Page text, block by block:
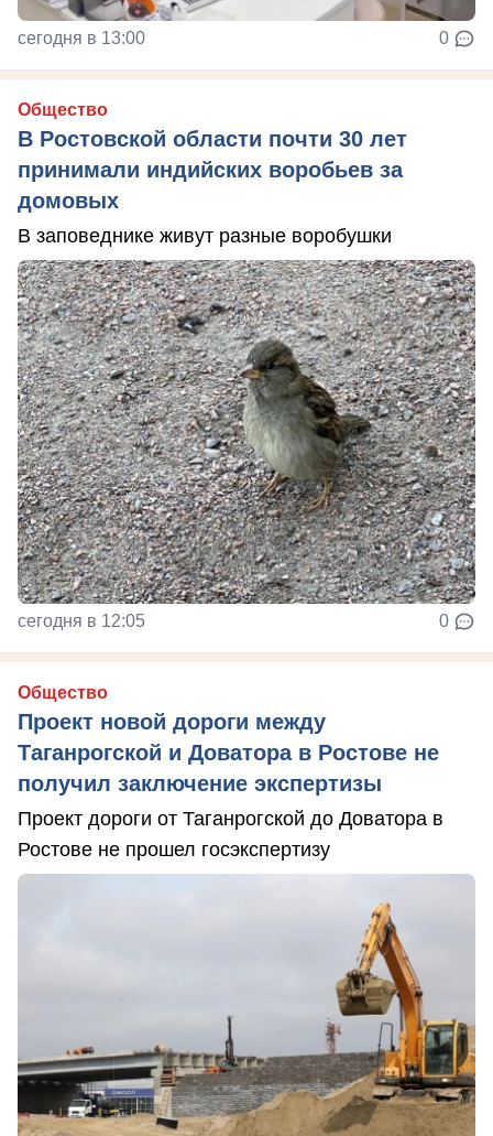
сегодня в 13:00 0
Общество
В Ростовской области почти 30 лет
принимали индийских воробьев за
домовых
В заповеднике живут разные воробушки
сегодня в 12:05 0
Общество
Проект новой дороги между
Таганрогской и Доватора в Ростове не
получил заключение экспертизы
Проект дороги от Таганрогской до Доватора в
Ростове не прошел госэкспертизу